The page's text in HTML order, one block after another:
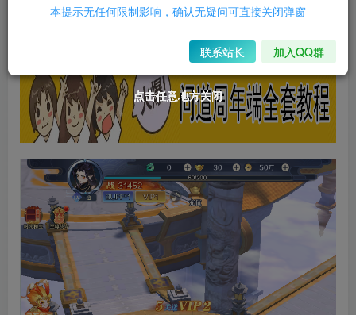
您当前未登录！建议登陆后购买，可保存购买订单
点击任意地方关闭
点击任意地方关闭
点击任意地方关闭
点击任意地方关闭
点击任意地方关闭
点击任意地方关闭
点击任意地方关闭
本提示无任何限制影响，确认无疑问可直接关闭弹窗
联系站长 加入QQ群